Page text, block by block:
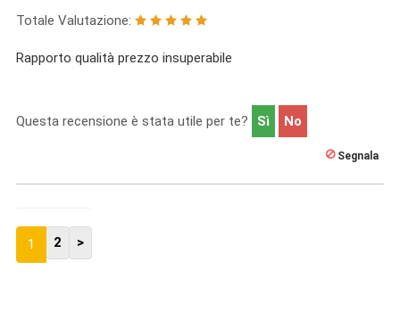
Totale Valutazione:
Rapporto qualità prezzo insuperabile
Questa recensione è stata utile per te? Sì No
Segnala
1 2 >